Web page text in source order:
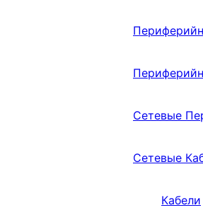
Сетевые
Сетевые
Кабели